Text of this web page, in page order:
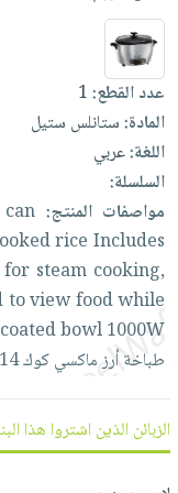
العناية
بالأسنان
الحمية
والتغذية
أدوات
المائدة
الأوعية
والتخزين
أدوات
المطبخ
الأكثر
مبيعاً
العودة
للمدارس
اكسسوارات
كتب
اكسسوارات
منزلية
اكسسوارات
ملابس
مطرزات
حقائب
حلي
عناية
شحن
مجاني
بنود
مختارة
اشتراكات
كل
الاشتراكات
صندوق
القراءة
iKitab
بلا
حدود
بحث
متقدم
نيل
وفرات
عن
الشركة
سياسة
الشركة
حسابك
لائحة
الأمنيات
عدد القطع:1
المادة:ستانلس ستيل
اللغة:عربي
السلسلة:
مواصفات المنتج: can
riceIncludes
for steam cooking,
toviewfoodwhile
coatedbowl1000W
طباخةأرزماكسيكوك14
الزبائن الذين اشتروا هذا